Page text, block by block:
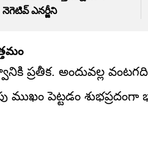
నెగెటివ్ ఎనర్జీని
ప్రతీక. అందువల్ల
పెట్టడం